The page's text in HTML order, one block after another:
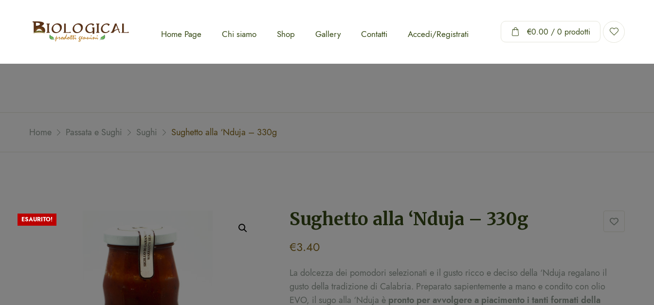
Home Page Chi siamo Shop Gallery Contatti Accedi/Registrati €0.00 / 0 prodotti
Home Passata e Sughi Sughi Sughetto alla ‘Nduja – 330g
ESAURITO! Sughetto alla ‘Nduja – 330g
€3.40
La dolcezza dei pomodori selezionati e il gusto ricco e deciso della ‘Nduja regalano il
gusto della tradizione di Calabria. Preparato sapientemente a mano e condito con olio
EVO, il sugo alla ‘Nduja è pronto per avvolgere a piacimento i tanti formati della